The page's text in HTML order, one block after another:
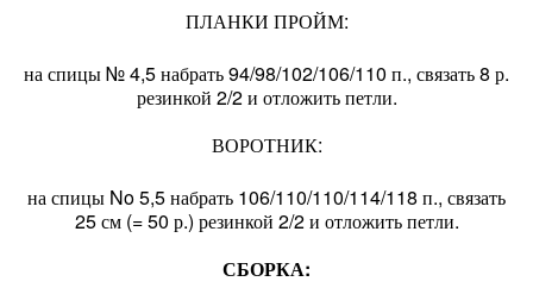
ПЛАНКИ ПРОЙМ:
на спицы № 4,5 набрать 94/98/102/106/110 п., связать 8 р.
резинкой 2/2 и отложить петли.
ВОРОТНИК:
на спицы No 5,5 набрать 106/110/110/114/118 п., связать
25 см (= 50 р.) резинкой 2/2 и отложить петли.
СБОРКА: